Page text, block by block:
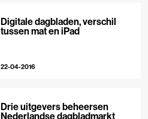
Digitale dagbladen, verschil
tussen mat en iPad
22-04-2016
Drie uitgevers beheersen
Nederlandse dagbladmarkt